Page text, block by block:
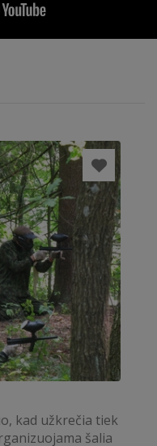
kad užkrečia tiek
šalia